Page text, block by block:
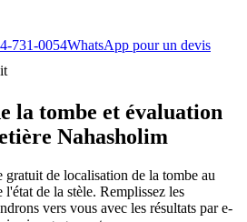
731-0054WhatsApp pour un devis
la tombe et évaluation
Nahasholim
de localisation de la tombe au
de la stèle. Remplissez les
vers vous avec les résultats par e-